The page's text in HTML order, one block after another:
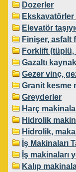
Dozerler
Elevatör
Finişer, asfalt
Forklift
Gazaltı
Gezer vinç,
Granit kesme
Greyderler
Harç
Hidrolik
Hidrolik,
İş Makinaları
İş makinaları
Kalıp